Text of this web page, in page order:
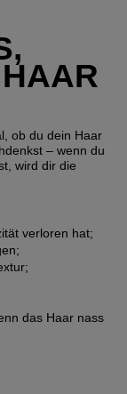
ob du dein Haar
– wenn du
wird dir die
verloren hat;
das Haar nass